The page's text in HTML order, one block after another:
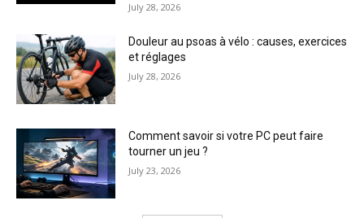
July 28, 2026
Douleur au psoas à vélo : causes, exercices
et réglages
July 28, 2026
Comment savoir si votre PC peut faire
tourner un jeu ?
July 23, 2026